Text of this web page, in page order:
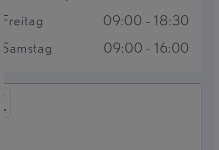
Freitag
09:00 - 18:30
Samstag
09:00 - 16:00